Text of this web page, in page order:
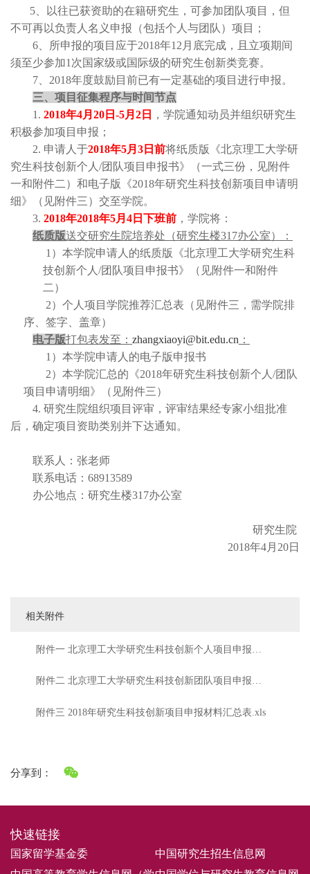
5 、以往已获资助的在籍研究生，可参加团队项目，但
不可再以负责人名义申报（包括个人与团队）项目；
6 、所申报的项目应于2018年12 月底完成，且立项期间
须至少参加1 次国家级或国际级的研究生创新类竞赛。
7
2018年度鼓励目前已有一定基础的项目进行申报。
三、项目征集程序与时间节点
1. 2018年4月 20 日 -5月 2 日
，学院通知动员并组织研究生
积极参加项目申报；
2. 申请人于2018年5月 3 日前将纸质版《北京理工大学研
究生科技创新个人/团队项目申报书》（一式三份，见附件
一和附件二）和电子版《2018年研究生科技创新项目申请明
细》（见附件三）交至学院。
3. 2018年2018年5月 4 日下班前 ，学院将：
纸质版送交研究生院培养处（研究生楼317办公室）：
1 ）本学院申请人的纸质版《北京理工大学研究生科
技创新个人/团队项目申报书》（见附件一和附件
二）
2）个人项目学院推荐汇总表（见附件三，需学院排
序、签字、盖章）
电子版打包表发至： zhangxiaoyi@bit.edu.cn ：
1 ）本学院申请人的电子版申报书
2）本学院汇总的《2018年研究生科技创新个人/团队
项目申请明细》（见附件三）
4. 研究生院组织项目评审，评审结果经专家小组批准
后，确定项目资助类别并下达通知。
联系人：张老师
联系电话： 68913589
办公地点：研究生楼317办公室
研究生院
2018年4月 20日
相关附件
附件一 北京理工大学研究生科技创新个人项目申报
附件二 北京理工大学研究生科技创新团队项目申报
附件三 2018年研究生科技创新项目申报材料汇总表.xls
分享到：
快速链接
国家留学基金委
中国研究生招生信息网